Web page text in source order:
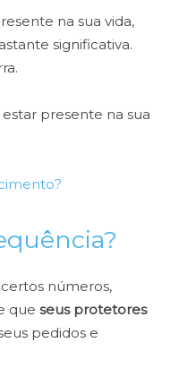
na sua vida,
significativa.
presente na sua
números,
que seus protetores
pedidos e